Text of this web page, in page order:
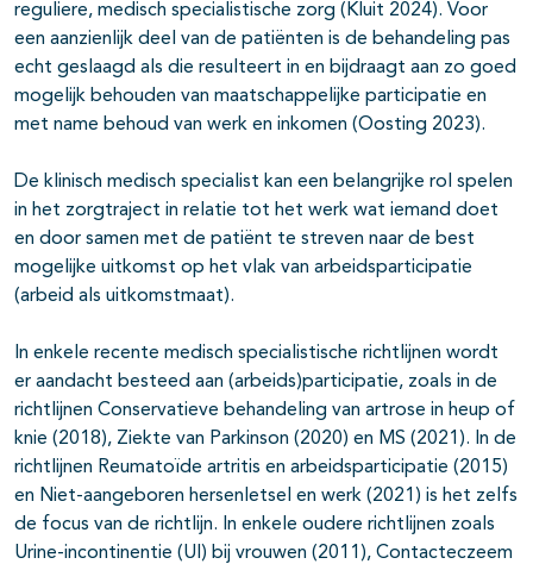
reguliere, medisch specialistische zorg (Kluit 2024). Voor
een aanzienlijk deel van de patiënten is de behandeling pas
echt geslaagd als die resulteert in en bijdraagt aan zo goed
mogelijk behouden van maatschappelijke participatie en
met name behoud van werk en inkomen (Oosting 2023).
De klinisch medisch specialist kan een belangrijke rol spelen
in het zorgtraject in relatie tot het werk wat iemand doet
en door samen met de patiënt te streven naar de best
mogelijke uitkomst op het vlak van arbeidsparticipatie
(arbeid als uitkomstmaat).
In enkele recente medisch specialistische richtlijnen wordt
er aandacht besteed aan (arbeids)participatie, zoals in de
richtlijnen Conservatieve behandeling van artrose in heup of
knie (2018), Ziekte van Parkinson (2020) en MS (2021). In de
richtlijnen Reumatoïde artritis en arbeidsparticipatie (2015)
en Niet-aangeboren hersenletsel en werk (2021) is het zelfs
de focus van de richtlijn. In enkele oudere richtlijnen zoals
Urine-incontinentie (UI) bij vrouwen (2011), Contacteczeem